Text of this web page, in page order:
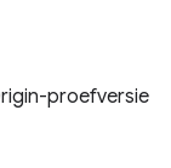
proefversie